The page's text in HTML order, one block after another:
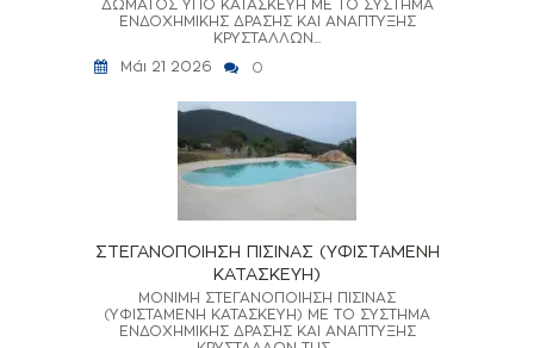
ΔΩΜΑΤΟΣ ΥΠΟ ΚΑΤΑΣΚΕΥΗ ΜΕ ΤΟ ΣΥΣΤΗΜΑ
ΕΝΔΟΧΗΜΙΚΗΣ ΔΡΑΣΗΣ ΚΑΙ ΑΝΑΠΤΥΞΗΣ
ΚΡΥΣΤΑΛΛΩΝ...
Μάι 21 2026
0
ΣΤΕΓΑΝΟΠΟΙΗΣΗ ΠΙΣΙΝΑΣ (ΥΦΙΣΤΑΜΕΝΗ
ΚΑΤΑΣΚΕΥΗ)
ΜΟΝΙΜΗ ΣΤΕΓΑΝΟΠΟΙΗΣΗ ΠΙΣΙΝΑΣ
(ΥΦΙΣΤΑΜΕΝΗ ΚΑΤΑΣΚΕΥΗ) ΜΕ ΤΟ ΣΥΣΤΗΜΑ
ΕΝΔΟΧΗΜΙΚΗΣ ΔΡΑΣΗΣ ΚΑΙ ΑΝΑΠΤΥΞΗΣ